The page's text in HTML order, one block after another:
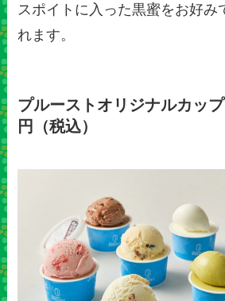
スポイトに入った黒蜜をお好み
れます。
プルーストオリジナルカッ
円（税込）